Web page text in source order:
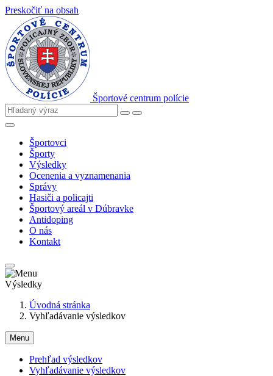
Preskočiť na obsah
Športové centrum polície
Športovci
Športy
Výsledky
Ocenenia a vyznamenania
Správy
Hasiči a policajti
Športový areál v Dúbravke
Antidoping
O nás
Kontakt
Výsledky
Úvodná stránka
Vyhľadávanie výsledkov
Menu
Prehľad výsledkov
Vyhľadávanie výsledkov